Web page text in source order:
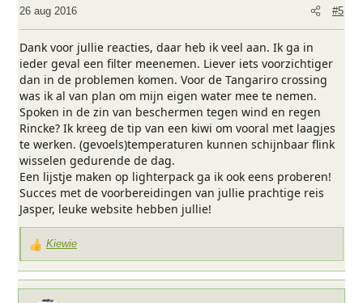
e
n
:
26 aug 2016 #5
Dank voor jullie reacties, daar heb ik veel aan. Ik ga in
ieder geval een filter meenemen. Liever iets voorzichtiger
dan in de problemen komen. Voor de Tangariro crossing
was ik al van plan om mijn eigen water mee te nemen.
Spoken in de zin van beschermen tegen wind en regen
Rincke? Ik kreeg de tip van een kiwi om vooral met laagjes
te werken. (gevoels)temperaturen kunnen schijnbaar flink
wisselen gedurende de dag.
Een lijstje maken op lighterpack ga ik ook eens proberen!
Succes met de voorbereidingen van jullie prachtige reis
Jasper, leuke website hebben jullie!
W
a
Kiewie